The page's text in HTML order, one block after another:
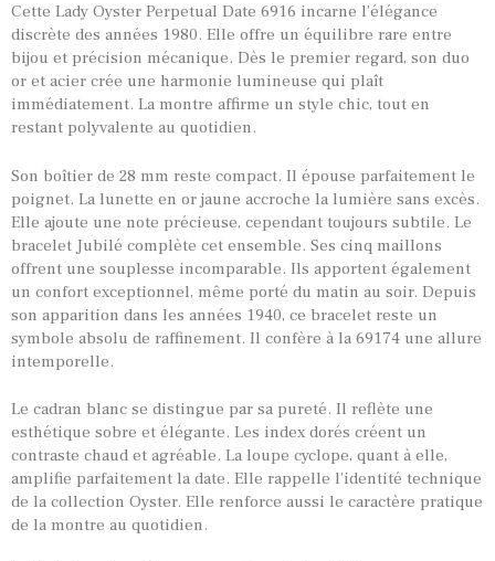
TOUTES NOS VINTAGES
MONTRES PAR HISTOIRES
CONTACTS & HISTORIQUE
Cette Lady Oyster Perpetual Date 6916 incarne l’élégance
discrète des années 1980. Elle offre un équilibre rare entre
bijou et précision mécanique. Dès le premier regard, son duo
or et acier crée une harmonie lumineuse qui plaît
immédiatement. La montre affirme un style chic, tout en
restant polyvalente au quotidien.
Son boîtier de 28 mm reste compact. Il épouse parfaitement le
poignet. La lunette en or jaune accroche la lumière sans excès.
Elle ajoute une note précieuse, cependant toujours subtile. Le
bracelet Jubilé complète cet ensemble. Ses cinq maillons
offrent une souplesse incomparable. Ils apportent également
un confort exceptionnel, même porté du matin au soir. Depuis
son apparition dans les années 1940, ce bracelet reste un
symbole absolu de raffinement. Il confère à la 69174 une allure
intemporelle.
Le cadran blanc se distingue par sa pureté. Il reflète une
esthétique sobre et élégante. Les index dorés créent un
contraste chaud et agréable. La loupe cyclope, quant à elle,
amplifie parfaitement la date. Elle rappelle l’identité technique
de la collection Oyster. Elle renforce aussi le caractère pratique
de la montre au quotidien.